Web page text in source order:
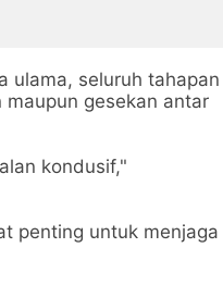
ulama, seluruh tahapan
gesekan antar
kondusif,"
penting untuk menjaga